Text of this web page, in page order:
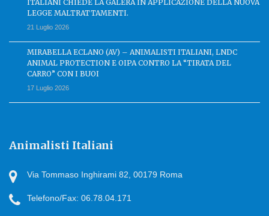
ITALIANI CHIEDE LA GALERA IN APPLICAZIONE DELLA NUOVA
LEGGE MALTRATTAMENTI.
21 Luglio 2026
MIRABELLA ECLANO (AV) – ANIMALISTI ITALIANI, LNDC
ANIMAL PROTECTION E OIPA CONTRO LA “TIRATA DEL
CARRO” CON I BUOI
17 Luglio 2026
Animalisti Italiani
Via Tommaso Inghirami 82, 00179 Roma
Telefono/Fax: 06.78.04.171